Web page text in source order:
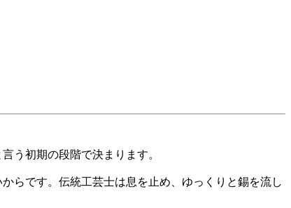
う初期の段階で決まります。
らです。伝統工芸士は息を止め、ゆっくりと錫を流し